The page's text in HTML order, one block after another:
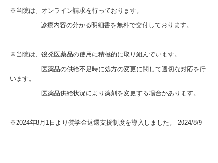
※当院は、オンライン請求を行っております。
診療内容の分かる明細書を無料で交付しております。
※当院は、後発医薬品の使用に積極的に取り組んでいます。
医薬品の供給不足時に処方の変更に関して適切な対応を行
います。
医薬品供給状況により薬剤を変更する場合があります。
※2024年8月1日より奨学金返還支援制度を導入しました。 2024/8/9